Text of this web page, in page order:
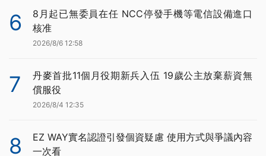
6
8月起已無委員在任 NCC停發手機等電信設備進口
核准
2026/8/6 12:58
7
丹麥首批11個月役期新兵入伍 19歲公主放棄薪資無
償服役
2026/8/4 12:35
8
EZ WAY實名認證引發個資疑慮 使用方式與爭議內容
一次看